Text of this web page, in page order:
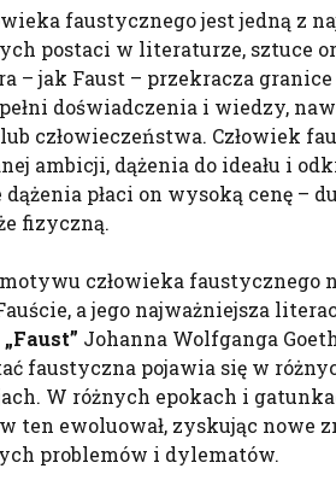
faustycznego jest jedną z
postaci w literaturze, sztuce
– jak Faust – przekracza
doświadczenia i wiedzy,
człowieczeństwa. Człowiek
ambicji, dążenia do ideału i
płaci on wysoką cenę –
fizyczną.
człowieka faustycznego
a jego najważniejsza
„Faust” Johanna Wolfganga
faustyczna pojawia się w
W różnych epokach i
ten ewoluował, zyskując nowe
problemów i dylematów.